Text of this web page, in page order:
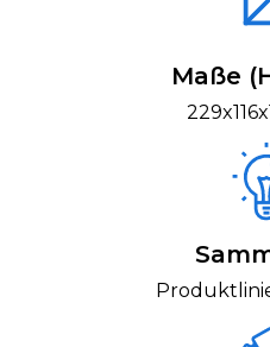
Maße